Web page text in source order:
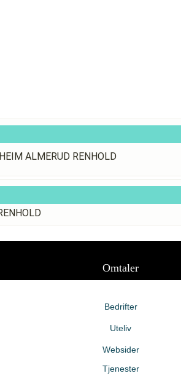
ALMERUD RENHOLD
Omtaler
Bedrifter
Uteliv
Websider
Tjenester